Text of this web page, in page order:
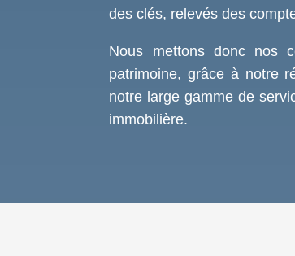
des clés, relevés des
Nous mettons donc nos
patrimoine, grâce à notre
notre large gamme de
immobilière.